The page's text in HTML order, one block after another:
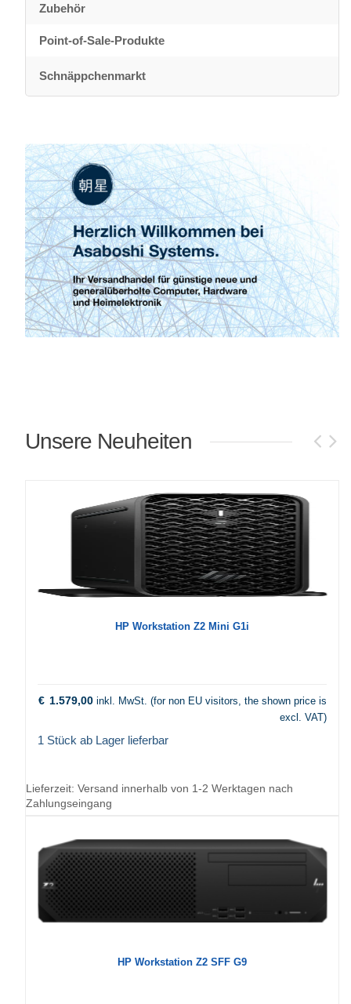
Zubehör
Point-of-Sale-Produkte
Schnäppchenmarkt
Unsere Neuheiten
HP Workstation Z2 Mini G1i
€ 1.579,00 inkl. MwSt. (for non EU visitors, the shown price is
excl. VAT)
1 Stück ab Lager lieferbar
Lieferzeit: Versand innerhalb von 1-2 Werktagen nach
Zahlungseingang
HP Workstation Z2 SFF G9